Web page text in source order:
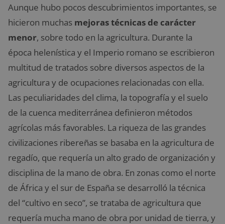
Aunque hubo pocos descubrimientos importantes, se
hicieron muchas mejoras técnicas de carácter
menor, sobre todo en la agricultura. Durante la
época helenística y el Imperio romano se escribieron
multitud de tratados sobre diversos aspectos de la
agricultura y de ocupaciones relacionadas con ella.
Las peculiaridades del clima, la topografía y el suelo
de la cuenca mediterránea definieron métodos
agrícolas más favorables. La riqueza de las grandes
civilizaciones ribereñas se basaba en la agricultura de
regadío, que requería un alto grado de organización y
disciplina de la mano de obra. En zonas como el norte
de África y el sur de España se desarrolló la técnica
del “cultivo en seco”, se trataba de agricultura que
requería mucha mano de obra por unidad de tierra, y